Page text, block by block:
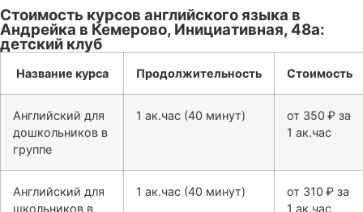
Стоимость курсов английского языка в
Андрейка в Кемерово, Инициативная, 48а:
детский клуб
Название курса Продолжительность Стоимость
Английский для
дошкольников в
группе
1 ак.час (40 минут)
от 350 ₽ за
1 ак.час
Английский для
школьников в
1 ак.час (40 минут)
от 310 ₽ за
1 ак.час